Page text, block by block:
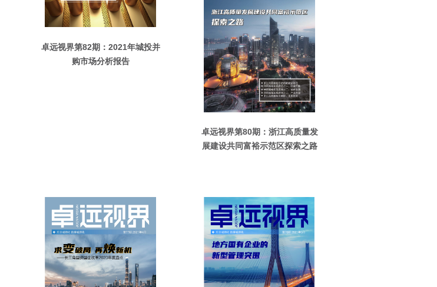
卓远视界第82期：2021年城投并
购市场分析报告
卓远视界第80期：浙江高质量发
展建设共同富裕示范区探索之路